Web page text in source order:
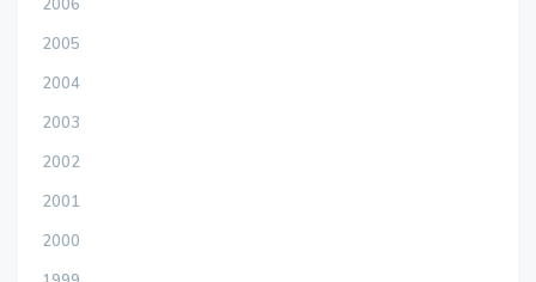
2006
2005
2004
2003
2002
2001
2000